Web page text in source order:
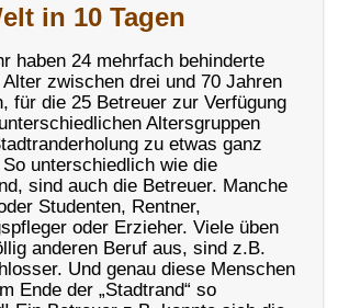
in 10 Tagen
haben 24 mehrfach behinderte
zwischen drei und 70 Jahren
für die 25 Betreuer zur Verfügung
Altersgruppen
zu etwas ganz
unterschiedlich wie die
sind auch die Betreuer. Manche
Studenten, Rentner,
oder Erzieher. Viele üben
anderen Beruf aus, sind z.B.
Und genau diese Menschen
Ende der „Stadtrand“ so